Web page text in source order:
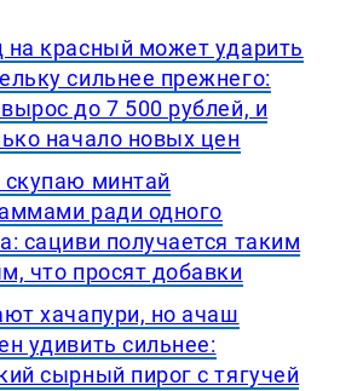
на красный может ударить
сильнее прежнего:
до 7 500 рублей, и
начало новых цен
скупаю минтай
ради одного
сациви получается таким
что просят добавки
хачапури, но ачаш
удивить сильнее:
сырный пирог с тягучей